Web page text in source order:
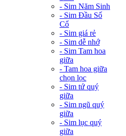
- Sim Năm Sinh
- Sim Đầu Số
Cổ
- Sim giá rẻ
- Sim dễ nhớ
- Sim Tam hoa
giữa
- Tam hoa giữa
chọn lọc
- Sim tứ quý
giữa
- Sim ngũ quý
giữa
- Sim lục quý
giữa